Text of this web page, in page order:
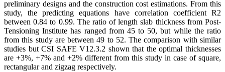
preliminary designs and the construction cost estimations. From this
study, the predicting equations have correlation coefficient R2
between 0.84 to 0.99. The ratio of length slab thickness from Post-
Tensioning Institute has ranged from 45 to 50, but while the ratio
from this study are between 49 to 52. The comparison with similar
studies but CSI SAFE V12.3.2 shown that the optimal thicknesses
are +3%, +7% and +2% different from this study in case of square,
rectangular and zigzag respectively.